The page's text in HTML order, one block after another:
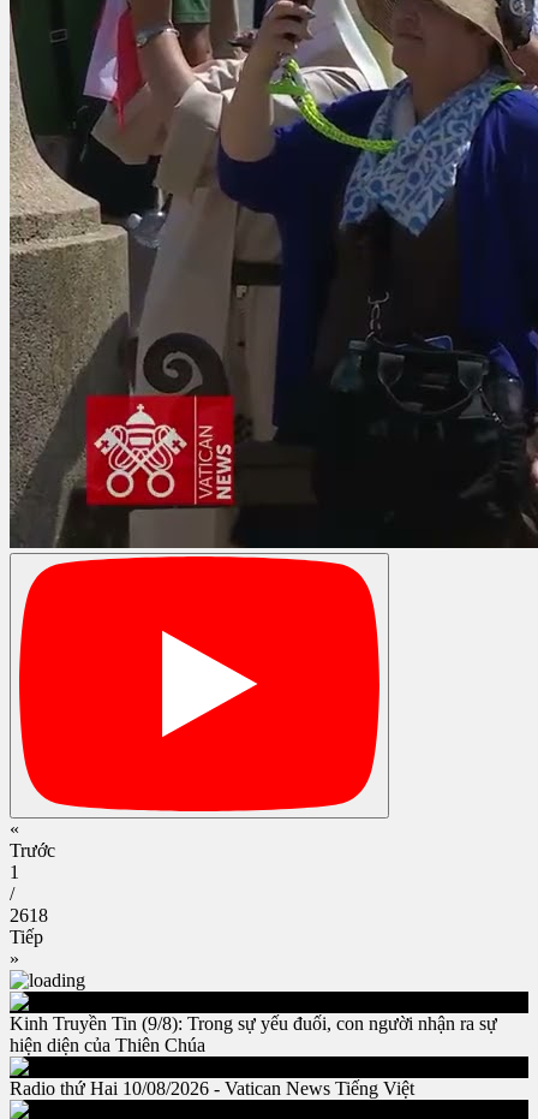
«
Trước
1
/
2618
Tiếp
»
Kinh Truyền Tin (9/8): Trong sự yếu đuối, con người nhận ra sự
hiện diện của Thiên Chúa
Radio thứ Hai 10/08/2026 - Vatican News Tiếng Việt